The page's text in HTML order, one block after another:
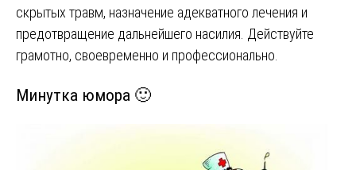
скрытых травм, назначение адекватного лечения и
предотвращение дальнейшего насилия. Действуйте
грамотно, своевременно и профессионально.
Минутка юмора 🙂